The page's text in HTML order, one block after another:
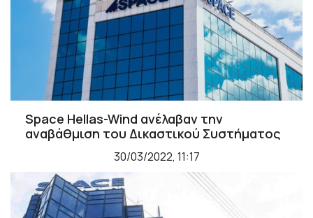
Space Hellas-Wind ανέλαβαν την
αναβάθμιση του Δικαστικού Συστήματος
30/03/2022, 11:17